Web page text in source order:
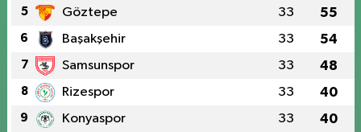
5 Göztepe 33 55
6 Başakşehir 33 54
7 Samsunspor 33 48
8 Rizespor 33 40
9 Konyaspor 33 40